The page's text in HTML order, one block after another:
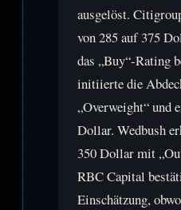
ausgelöst.
von 285 auf 375
das „Buy“-Rating
initiierte die
„Overweight“ und
Dollar. Wedbush
350 Dollar mit
RBC Capital
Einschätzung,